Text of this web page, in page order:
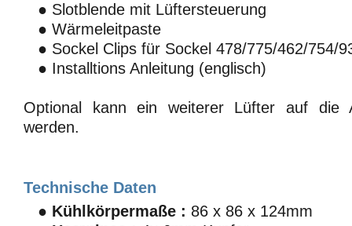
● Slotblende mit Lüftersteuerung
● Wärmeleitpaste
● Sockel Clips für Sockel 478/775/462/754/
● Installtions Anleitung (englisch)
Optional kann ein weiterer Lüfter auf die
werden.
Technische Daten
● Kühlkörpermaße : 86 x 86 x 124mm